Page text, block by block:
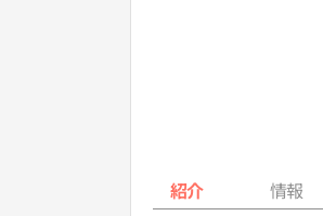
紹介 情報